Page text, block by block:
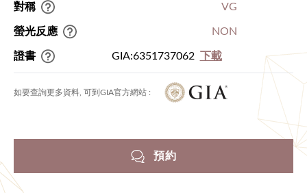
對稱 VG
螢光反應 NON
證書 GIA:6351737062 下載
如要查詢更多資料, 可到GIA官方網站 :
預約